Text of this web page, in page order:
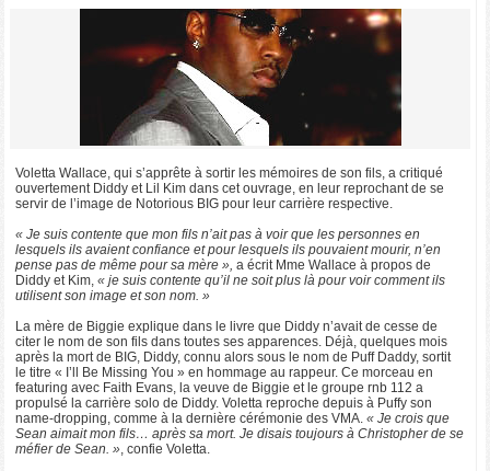
Voletta Wallace, qui s’apprête à sortir les mémoires de son fils, a critiqué
ouvertement Diddy et Lil Kim dans cet ouvrage, en leur reprochant de se
servir de l’image de Notorious BIG pour leur carrière respective.
« Je suis contente que mon fils n’ait pas à voir que les personnes en
lesquels ils avaient confiance et pour lesquels ils pouvaient mourir, n’en
pense pas de même pour sa mère »,a écrit Mme Wallace à propos de
Diddy et Kim,« je suis contente qu’il ne soit plus là pour voir comment ils
utilisent son image et son nom. »
La mère de Biggie explique dans le livre que Diddy n’avait de cesse de
citer le nom de son fils dans toutes ses apparences. Déjà, quelques mois
après la mort de BIG, Diddy, connu alors sous le nom de Puff Daddy, sortit
le titre « I’ll Be Missing You » en hommage au rappeur. Ce morceau en
featuring avec Faith Evans, la veuve de Biggie et le groupe rnb 112 a
propulsé la carrière solo de Diddy. Voletta reproche depuis à Puffy son
name-dropping, comme à la dernière cérémonie des VMA.« Je crois que
Sean aimait mon fils… après sa mort. Je disais toujours à Christopher de se
méfier de Sean. », confie Voletta.